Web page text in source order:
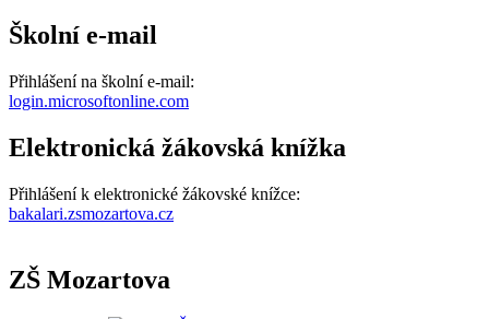
Školní e-mail
Přihlášení na školní e-mail:
login.microsoftonline.com
Elektronická žákovská knížka
Přihlášení k elektronické žákovské knížce:
bakalari.zsmozartova.cz
ZŠ Mozartova